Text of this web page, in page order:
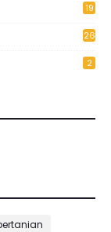
19
26
2